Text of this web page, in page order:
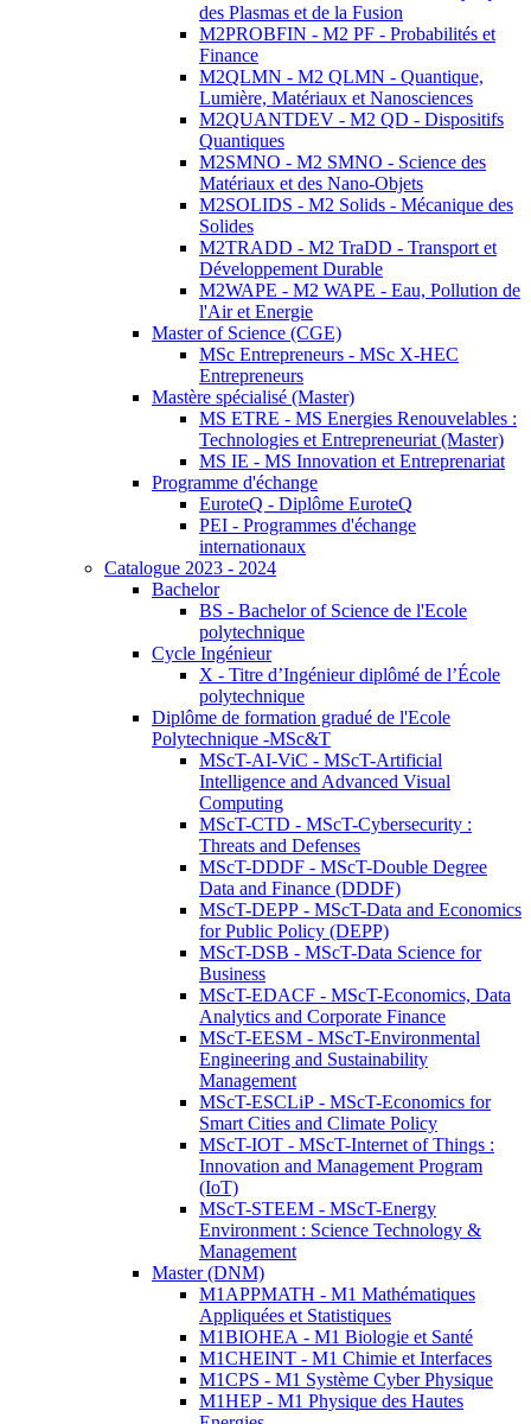
des Plasmas et de la Fusion
M2PROBFIN - M2 PF - Probabilités et
Finance
M2QLMN - M2 QLMN - Quantique,
Lumière, Matériaux et Nanosciences
M2QUANTDEV - M2 QD - Dispositifs
Quantiques
M2SMNO - M2 SMNO - Science des
Matériaux et des Nano-Objets
M2SOLIDS - M2 Solids - Mécanique des
Solides
M2TRADD - M2 TraDD - Transport et
Développement Durable
M2WAPE - M2 WAPE - Eau, Pollution de
l'Air et Energie
Master of Science (CGE)
MSc Entrepreneurs - MSc X-HEC
Entrepreneurs
Mastère spécialisé (Master)
MS ETRE - MS Energies Renouvelables :
Technologies et Entrepreneuriat (Master)
MS IE - MS Innovation et Entreprenariat
Programme d'échange
EuroteQ - Diplôme EuroteQ
PEI - Programmes d'échange
internationaux
Catalogue 2023 - 2024
Bachelor
BS - Bachelor of Science de l'Ecole
polytechnique
Cycle Ingénieur
X - Titre d’Ingénieur diplômé de l’École
polytechnique
Diplôme de formation gradué de l'Ecole
Polytechnique -MSc&T
MScT-AI-ViC - MScT-Artificial
Intelligence and Advanced Visual
Computing
MScT-CTD - MScT-Cybersecurity :
Threats and Defenses
MScT-DDDF - MScT-Double Degree
Data and Finance (DDDF)
MScT-DEPP - MScT-Data and Economics
for Public Policy (DEPP)
MScT-DSB - MScT-Data Science for
Business
MScT-EDACF - MScT-Economics, Data
Analytics and Corporate Finance
MScT-EESM - MScT-Environmental
Engineering and Sustainability
Management
MScT-ESCLiP - MScT-Economics for
Smart Cities and Climate Policy
MScT-IOT - MScT-Internet of Things :
Innovation and Management Program
(IoT)
MScT-STEEM - MScT-Energy
Environment : Science Technology &
Management
Master (DNM)
M1APPMATH - M1 Mathématiques
Appliquées et Statistiques
M1BIOHEA - M1 Biologie et Santé
M1CHEINT - M1 Chimie et Interfaces
M1CPS - M1 Système Cyber Physique
M1HEP - M1 Physique des Hautes